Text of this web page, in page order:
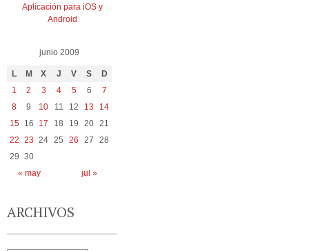
Aplicación para iOS y
Android
junio 2009
L M X J V S D
« may jul »
1 2 3 4 5 6
7
8
9 10 11 12 13
14
15
16 17 18 19 20 21
22 23 24 25 26 27
28
29 30
ARCHIVOS